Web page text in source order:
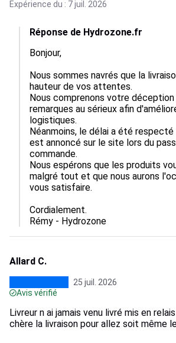
Expérience du : 7 juil. 2026
Réponse de Hydrozone.fr
Bonjour,
Nous sommes navrés que la
hauteur de vos attentes.
Nous comprenons votre
remarques au sérieux afin
logistiques.
Néanmoins, le délai a été
est annoncé sur le site lors du
commande.
Nous espérons que les produits
malgré tout et que nous aurons
vous satisfaire.
Cordialement.
Rémy - Hydrozone
Allard C.
25 juil. 2026
Avis vérifié
Livreur n ai jamais venu livré mis en
chère la livraison pour allez soit même